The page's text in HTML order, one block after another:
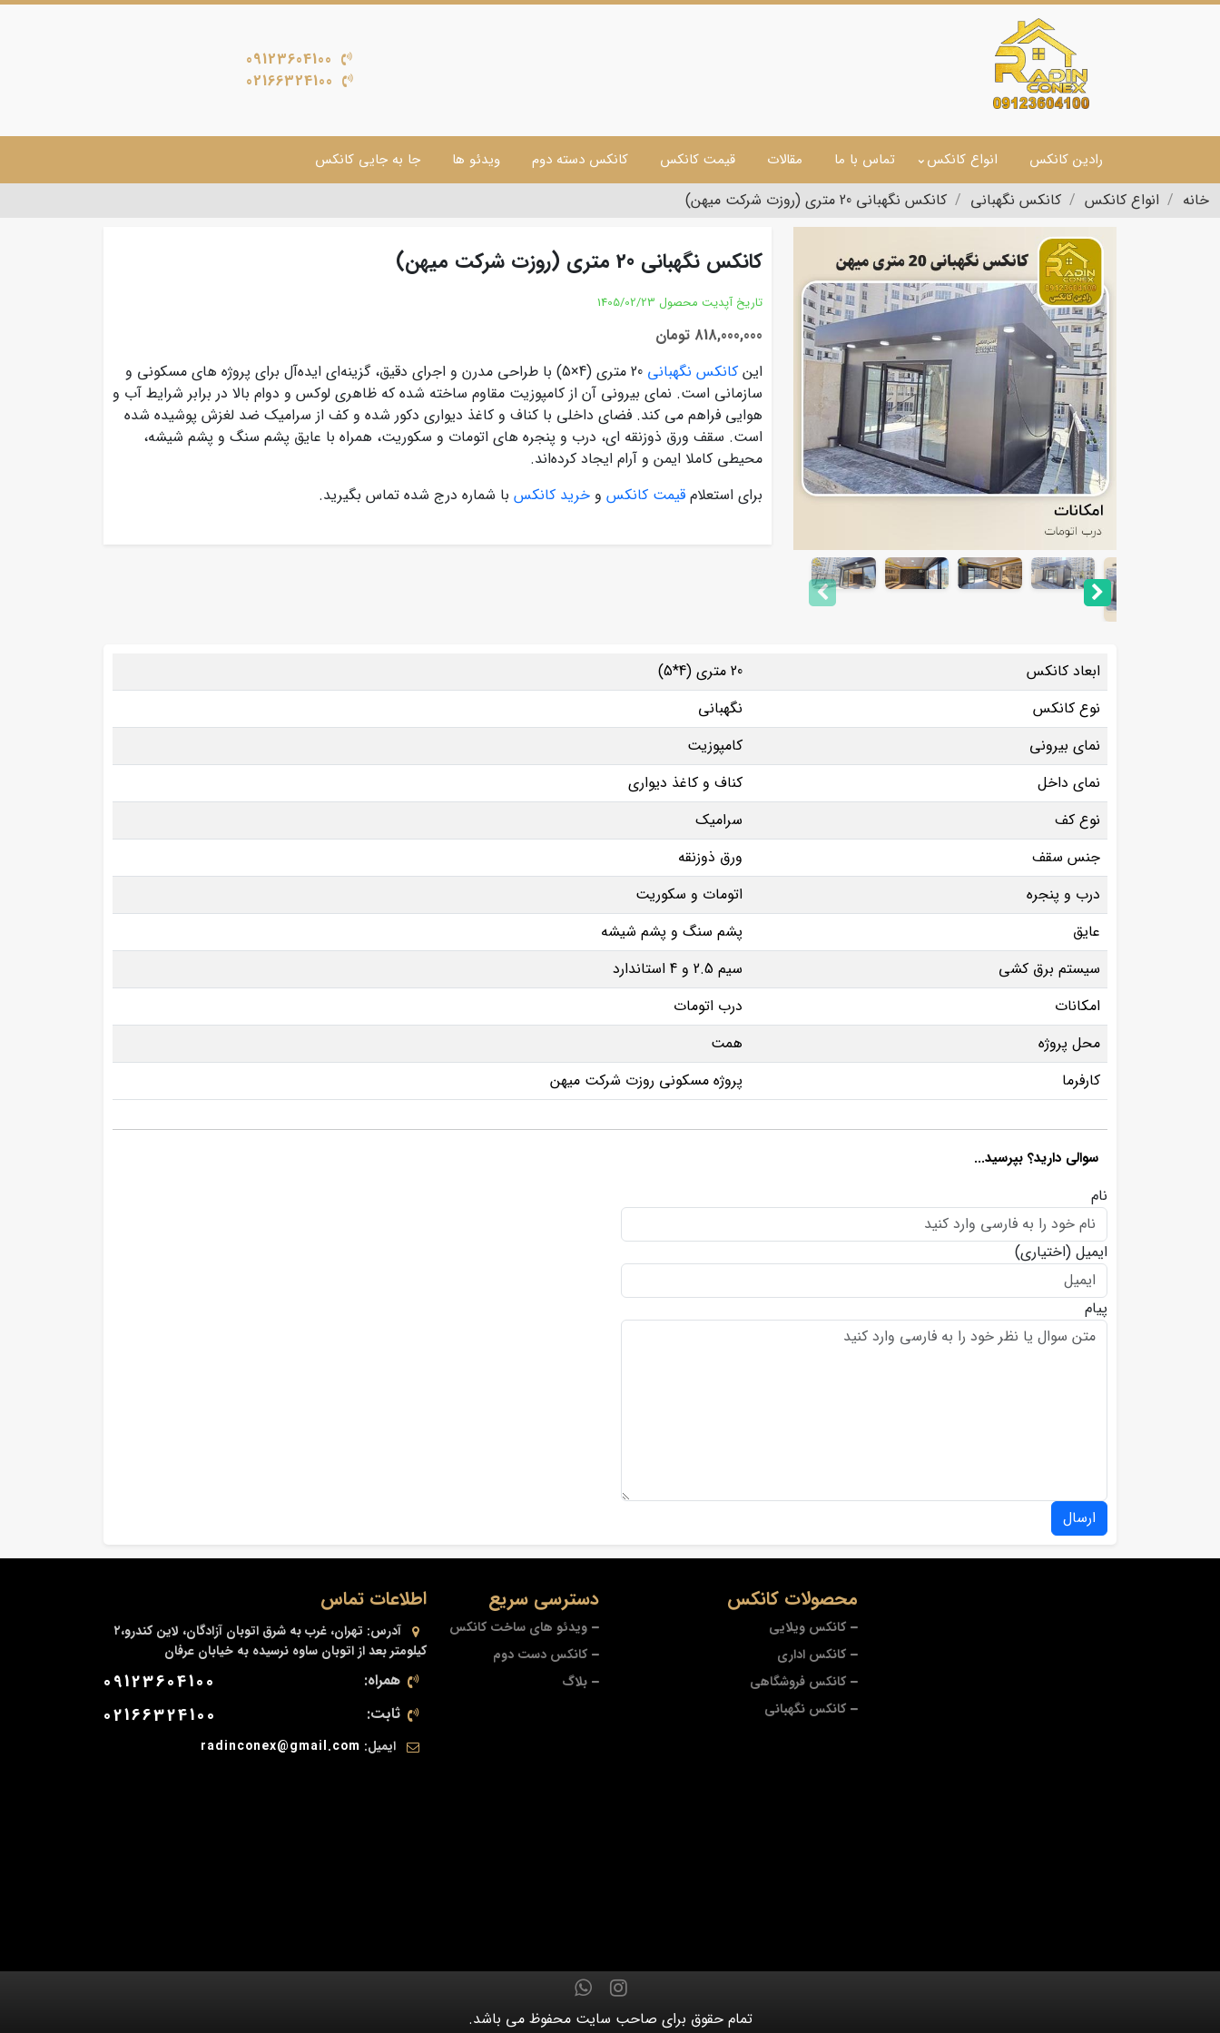
09123604100
02166324100
رادین کانکس انواع کانکس تماس با ما مقالات قیمت کانکس کانکس دسته دوم ویدئو ها جا به جایی کانکس
خانه انواع کانکس کانکس نگهبانی کانکس نگهبانی 20 متری (روزت شرکت میهن)
کانکس نگهبانی 20 متری (روزت شرکت میهن)
تاریخ آپدیت محصول 1405/02/23
818,000,000 تومان
این کانکس نگهبانی
20 متری (4×5) با طراحی مدرن و اجرای دقیق، گزینه‌ای ایده‌آل برای پروژه‌ های مسکونی و
سازمانی است. نمای بیرونی آن از کامپوزیت مقاوم ساخته شده که ظاهری لوکس و دوام بالا در برابر شرایط آب‌ و
هوایی فراهم می کند. فضای داخلی با کناف و کاغذ دیواری دکور شده و کف از سرامیک ضد لغزش پوشیده شده
است. سقف ورق ذوزنقه ای، درب و پنجره‌ های اتومات و سکوریت، همراه با عایق پشم سنگ و پشم شیشه،
محیطی کاملا ایمن و آرام ایجاد کرده‌اند.
برای استعلام قیمت کانکس و خرید کانکس با شماره درج شده تماس بگیرید.
ابعاد کانکس
20 متری (4*5)
نوع کانکس
نگهبانی
نمای بیرونی
کامپوزیت
نمای داخل
کناف و کاغذ دیواری
نوع کف
سرامیک
جنس سقف
ورق ذوزنقه
درب و پنجره
اتومات و سکوریت
عایق
پشم سنگ و پشم شیشه
سیستم برق کشی
سیم 2.5 و 4 استاندارد
امکانات
درب اتومات
محل پروژه
همت
کارفرما
پروژه مسکونی روزت شرکت میهن
سوالی دارید؟ بپرسید...
نام
ایمیل (اختیاری)
پیام
ارسال
محصولات کانکس
کانکس ویلایی
کانکس اداری
کانکس فروشگاهی
کانکس نگهبانی
دسترسی سریع
ویدئو های ساخت کانکس
کانکس دست دوم
بلاگ
اطلاعات تماس
آدرس:
تهران، غرب به شرق اتوبان آزادگان، لاین کندرو،۲
کیلومتر بعد از اتوبان ساوه نرسیده به خیابان عرفان
همراه: 09123604100
ثابت: 02166324100
ایمیل: radinconex@gmail.com
تمام حقوق برای صاحب سایت محفوظ می باشد.